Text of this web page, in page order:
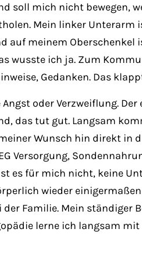
soll mich nicht bewegen,
Mein linker Unterarm
meinem Oberschenkel
wusste ich ja. Zum
Gedanken. Das
oder Verzweiflung. Der
das tut gut. Langsam
Wunsch hin direkt in
Versorgung,
es für mich nicht, keine
wieder
Familie. Mein ständiger
lerne ich langsam